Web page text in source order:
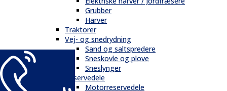
Grubber
Harver
Traktorer
Vej- og snedrydning
Sand og saltspredere
Sneskovle og plove
Sneslynger
Reservedele
Motorreservedele